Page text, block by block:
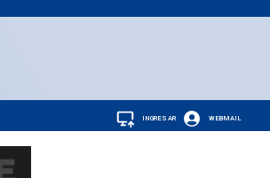
WEBMAIL
INGRESAR